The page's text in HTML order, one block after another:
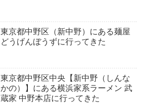
東京都中野区（新中野）にある麺屋
どうげんぼうずに行ってきた
東京都中野区中央【新中野（しんな
かの）】にある横浜家系ラーメン 武
蔵家 中野本店に行ってきた